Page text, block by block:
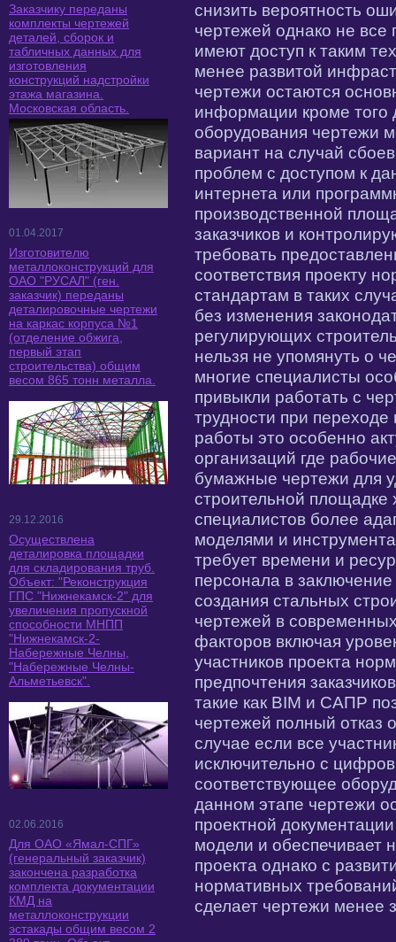
снизить вероятность
чертежей однако не все
имеют доступ к таким
менее развитой
чертежи остаются
информации кроме того
оборудования чертежи
вариант на случай
проблем с доступом к
интернета или
производственной
заказчиков и
требовать
соответствия проекту
стандартам в таких
без изменения
регулирующих
нельзя не упомянуть о
многие специалисты
привыкли работать с
трудности при
работы это особенно
организаций где
бумажные чертежи для
строительной площадке
специалистов более
моделями и
требует времени и
персонала в
создания стальных
чертежей в
факторов включая
участников проекта
предпочтения
такие как BIM и САПР
чертежей полный отказ
случае если все
исключительно с
соответствующее
данном этапе чертежи
проектной
модели и обеспечивает
проекта однако с
нормативных
сделает чертежи менее
Заказчику переданы
комплекты чертежей
деталей, сборок и
табличных данных для
изготовления
конструкций надстройки
этажа магазина.
Московская область.
01.04.2017
Изготовителю
металлоконструкций для
ОАО "РУСАЛ" (ген.
заказчик) переданы
деталировочные чертежи
на каркас корпуса №1
(отделение обжига,
первый этап
строительства) общим
весом 865 тонн металла.
29.12.2016
Осуществлена
деталировка площадки
для складирования труб.
Объект: "Реконструкция
ГПС "Нижнекамск-2" для
увеличения пропускной
способности МНПП
"Нижнекамск-2-
Набережные Челны,
"Набережные Челны-
Альметьевск".
02.06.2016
Для ОАО «Ямал-СПГ»
(генеральный заказчик)
закончена разработка
комплекта документации
КМД на
металлоконструкции
эстакады общим весом 2